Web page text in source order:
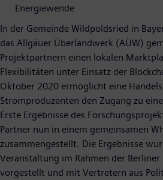
Energiewende
In der Gemeinde Wildpoldsried in
das Allgäuer Überlandwerk (AÜW)
Projektpartnern einen lokalen
Flexibilitäten unter Einsatz der
Oktober 2020 ermöglicht eine
Stromproduzenten den Zugang zu
Erste Ergebnisse des
Partner nun in einem gemeinsamen
zusammengestellt. Die Ergebnisse
Veranstaltung im Rahmen der Berliner
vorgestellt und mit Vertretern aus